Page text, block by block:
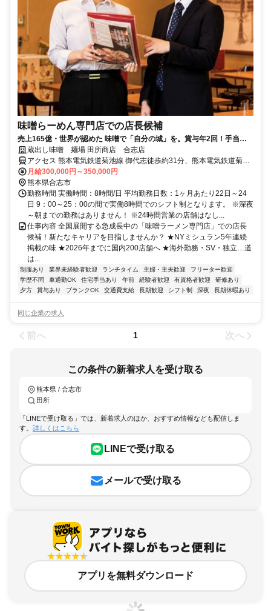
味噌らーめん専門店での店長候補
売上165億・世界が認めた 味噌で「自分の城」を。賞与年2回！手当も
充実！深夜・早朝勤務なしの充実サポート！
蔵出し味噌 麺場 田所商店 合志店
アクセス 熊本電気鉄道菊池線 御代志徒歩約31分、熊本電気鉄道菊池
線 再春医療センター前徒歩約34分、熊本電気鉄道菊池線 熊本高専前
徒歩約39分 御代志駅よりバス12分
月給300,000円～350,000円
熊本県合志市
勤務時間 実働時間：8時間/日 平均勤務日数：1ヶ月あたり22日～24
日 9：00～25：00の間で実働8時間でのシフト制となります。 ※深夜
～朝までの勤務はありません！ ※24時間営業の店舗はなし...
仕事内容 全国展開する急成長中の「味噌ラーメン専門店」での店長
候補！新たなキャリアを目指しませんか？ ★NYミシュラン5年連続
掲載の味 ★2026年までに国内200店舗へ ★海外勤務・SV・独立…道
は...
制服あり 業界未経験者歓迎 ランチタイム 主婦・主夫歓迎
フリーター歓迎
学歴不問
車通勤OK 住宅手当あり 午前 経験者歓迎 有資格者歓迎
研修あり
夕方
賞与あり ブランクOK 交通費支給 長期歓迎 シフト制 深夜 長期休暇あり
同じ企業の求人
前へ 1 次へ
この条件の新着求人を受け取る
熊本県 / 合志市
田所
「LINEで受け取る」では、新着求人のほか、おすすめ情報なども配信しま
す。 詳しくはこちら
LINEで受け取る
メールで受け取る
アプリを無料ダウンロード